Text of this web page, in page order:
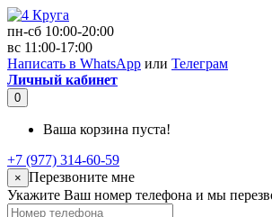
пн-сб 10:00-20:00
вс 11:00-17:00
Написать в WhatsApp или Телеграм
Личный кабинет
0
Ваша корзина пуста!
+7 (977) 314-60-59
× Перезвоните мне
Укажите Ваш номер телефона и мы